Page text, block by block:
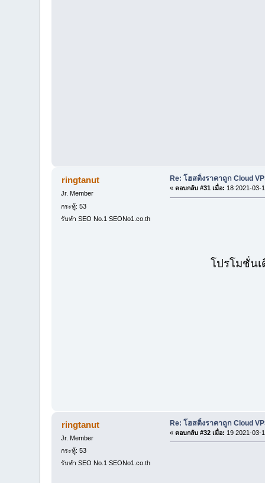
ringtanut
Jr. Member
กระทู้: 53
รับทำ SEO No.1 SEONo1.co.th
Re: โฮสติ้งราคาถูก Cloud
« ตอบกลับ #31 เมื่อ: 18 2021-03-
โปรโมชั่น
ringtanut
Jr. Member
กระทู้: 53
รับทำ SEO No.1 SEONo1.co.th
Re: โฮสติ้งราคาถูก Cloud
« ตอบกลับ #32 เมื่อ: 19 2021-03-